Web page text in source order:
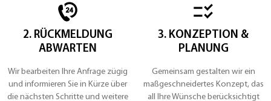
2. RÜCKMELDUNG
ABWARTEN
Wir bearbeiten Ihre Anfrage zügig
und informieren Sie in Kürze über
die nächsten Schritte und weitere
3. KONZEPTION &
PLANUNG
Gemeinsam gestalten wir ein
maßgeschneidertes Konzept, das
all Ihre Wünsche berücksichtigt